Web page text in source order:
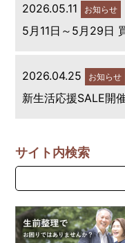
2026.05.11 お知らせ
5月11日～5月29日
2026.04.25 お知らせ
新生活応援SALE開
サイト内検索